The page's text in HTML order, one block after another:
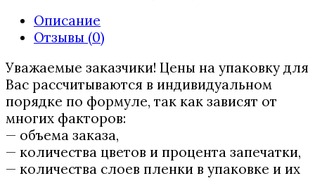
Описание
Отзывы (0)
Уважаемые заказчики! Цены на упаковку для
Вас рассчитываются в индивидуальном
порядке по формуле, так как зависят от
многих факторов:
— объема заказа,
— количества цветов и процента запечатки,
— количества слоев пленки в упаковке и их